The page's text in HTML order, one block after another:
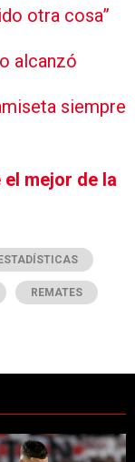
otra cosa”
alcanzó
siempre
mejor de la
ESTADÍSTICAS
REMATES
confirmaron el
de tendencia con el